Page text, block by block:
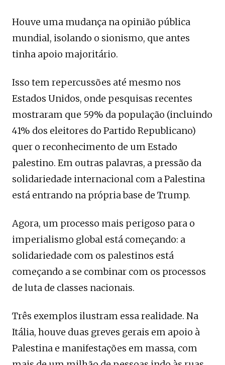
Houve uma mudança na opinião pública
mundial, isolando o sionismo, que antes
tinha apoio majoritário.
Isso tem repercussões até mesmo nos
Estados Unidos, onde pesquisas recentes
mostraram que 59% da população (incluindo
41% dos eleitores do Partido Republicano)
quer o reconhecimento de um Estado
palestino. Em outras palavras, a pressão da
solidariedade internacional com a Palestina
está entrando na própria base de Trump.
Agora, um processo mais perigoso para o
imperialismo global está começando: a
solidariedade com os palestinos está
começando a se combinar com os processos
de luta de classes nacionais.
Três exemplos ilustram essa realidade. Na
Itália, houve duas greves gerais em apoio à
Palestina e manifestações em massa, com